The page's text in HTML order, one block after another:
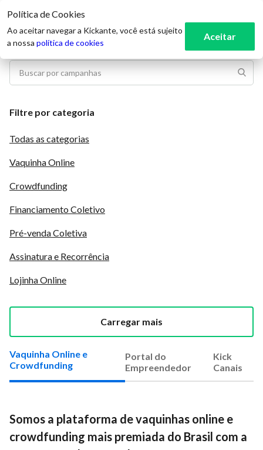
Vaquinha Online e
Crowdfunding
Portal do
Empreendedor
Kick
Canais
Somos a plataforma de vaquinhas online e
crowdfunding mais premiada do Brasil com a
Filtre por categoria
Todas as categorias
Vaquinha Online
Crowdfunding
Financiamento Coletivo
Pré-venda Coletiva
Assinatura e Recorrência
Lojinha Online
Carregar mais
Política de Cookies
Ao aceitar navegar a Kickante, você está sujeito
a nossa política de cookies
Aceitar